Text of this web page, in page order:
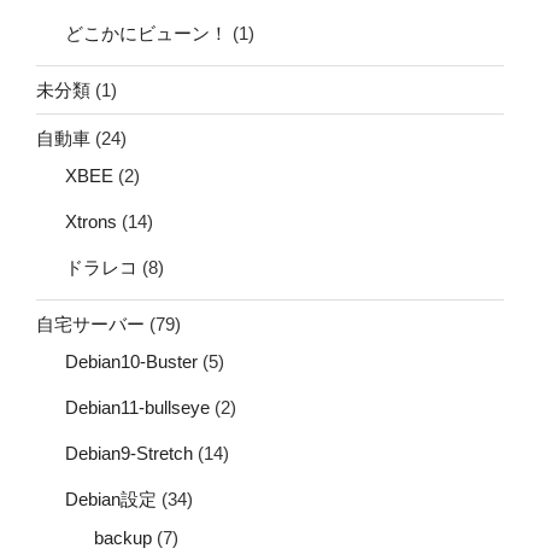
どこかにビューン！ (1)
未分類 (1)
自動車 (24)
XBEE (2)
Xtrons (14)
ドラレコ (8)
自宅サーバー (79)
Debian10-Buster (5)
Debian11-bullseye (2)
Debian9-Stretch (14)
Debian設定 (34)
backup (7)